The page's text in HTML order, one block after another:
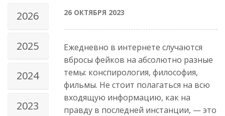
2026
2025
2024
2023
26 ОКТЯБРЯ 2023
Ежедневно в интернете случаются
вбросы фейков на абсолютно разные
темы: конспирология, философия,
фильмы. Не стоит полагаться на всю
входящую информацию, как на
правду в последней инстанции, — это